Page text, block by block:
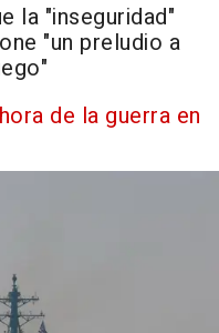
la "inseguridad"
"un preludio a
de la guerra en